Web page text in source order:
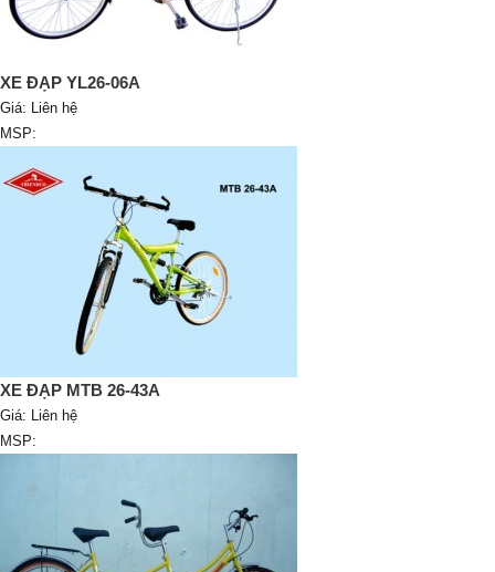
XE ĐẠP YL26-06A
Giá: Liên hệ
MSP:
XE ĐẠP MTB 26-43A
Giá: Liên hệ
MSP: